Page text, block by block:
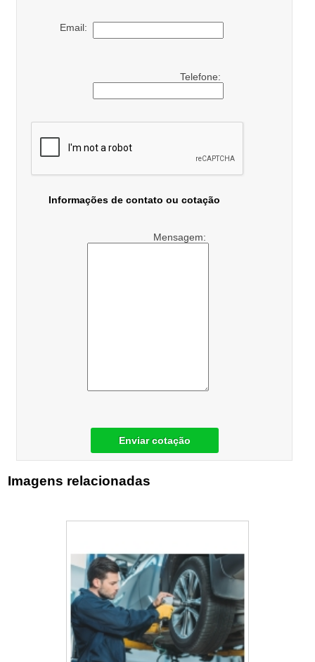
Email:
Telefone:
Informações de contato ou cotação
Mensagem:
Enviar cotação
Imagens relacionadas